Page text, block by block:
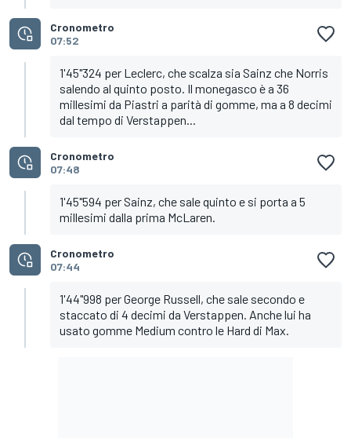
Cronometro
07:52
1'45"324 per Leclerc, che scalza sia Sainz che Norris
salendo al quinto posto. Il monegasco è a 36
millesimi da Piastri a parità di gomme, ma a 8 decimi
dal tempo di Verstappen...
Cronometro
07:48
1'45"594 per Sainz, che sale quinto e si porta a 5
millesimi dalla prima McLaren.
Cronometro
07:44
1'44"998 per George Russell, che sale secondo e
staccato di 4 decimi da Verstappen. Anche lui ha
usato gomme Medium contro le Hard di Max.